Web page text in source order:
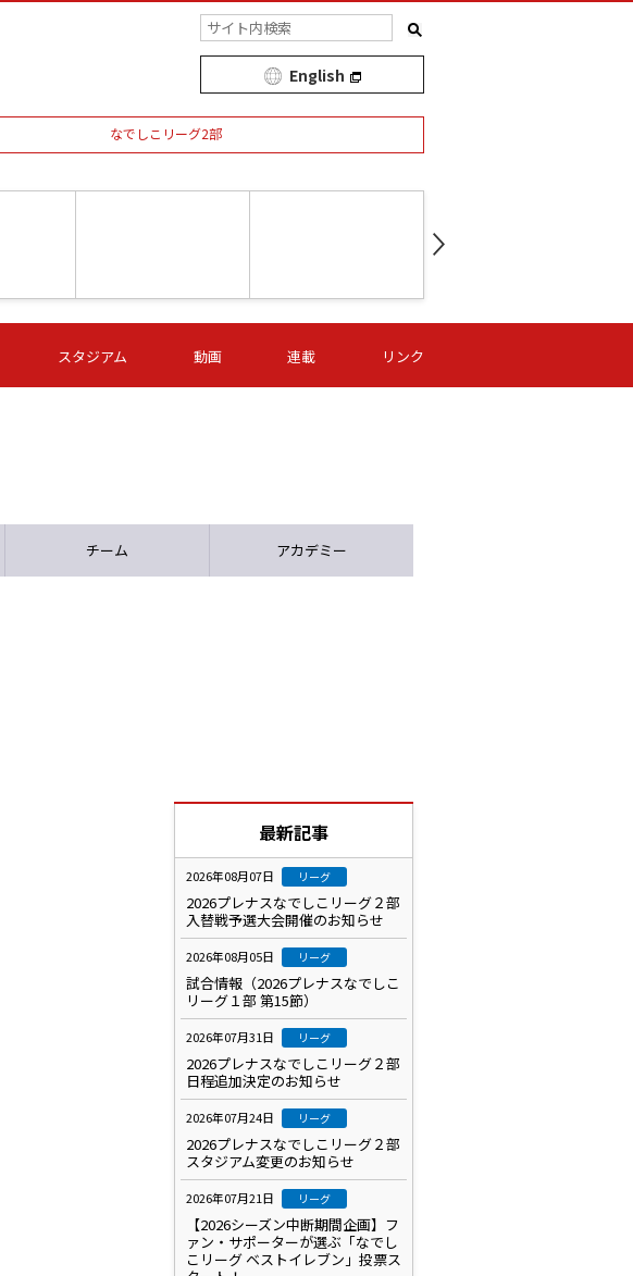
English
なでしこリーグ2部
第16節 09/06 (日) 15:00
-
第16節 09/06 (日) 15:00
- -
スタジアム 動画 連載 リンク
チーム アカデミー
最新記事
2026年08月07日 リーグ
2026プレナスなでしこリーグ２部
入替戦予選大会開催のお知らせ
2026年08月05日 リーグ
試合情報（2026プレナスなでしこ
リーグ１部 第15節）
2026年07月31日 リーグ
2026プレナスなでしこリーグ２部
日程追加決定のお知らせ
2026年07月24日 リーグ
2026プレナスなでしこリーグ２部
スタジアム変更のお知らせ
2026年07月21日 リーグ
【2026シーズン中断期間企画】フ
ァン・サポーターが選ぶ「なでし
こリーグ ベストイレブン」投票ス